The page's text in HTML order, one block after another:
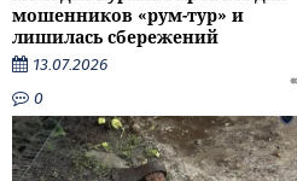
мошенников «рум-тур» и
лишилась сбережений
13.07.2026
0